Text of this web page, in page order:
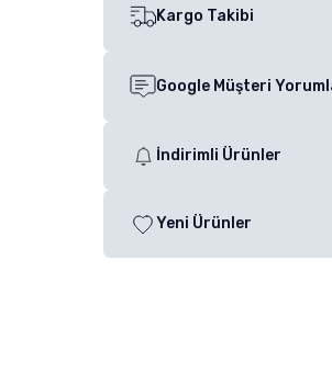
Kargo Takibi
Google Müşteri
İndirimli Ürünler
Yeni Ürünler